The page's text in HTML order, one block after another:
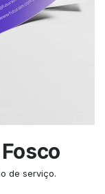
de serviço.